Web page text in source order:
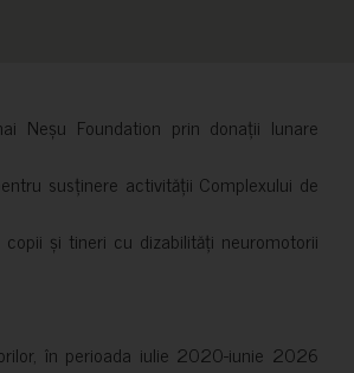
Neșu Foundation prin donații lunare
susținere activității Complexului de
și tineri cu dizabilități neuromotorii
în perioada iulie 2020-iunie 2026